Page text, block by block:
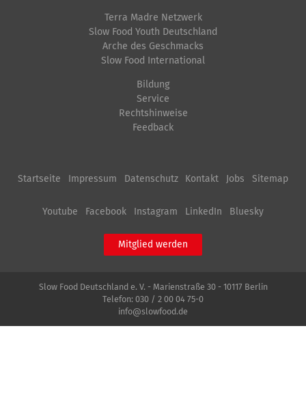
Terra Madre Netzwerk
Slow Food Youth Deutschland
Arche des Geschmacks
Slow Food International
Bildung
Service
Rechtshinweise
Feedback
Startseite Impressum Datenschutz Kontakt Jobs Sitemap
Youtube Facebook Instagram LinkedIn Bluesky
Mitglied werden
Slow Food Deutschland e. V. - Marienstraße 30 - 10117 Berlin
Telefon: 030 / 2 00 04 75-0
info@slowfood.de